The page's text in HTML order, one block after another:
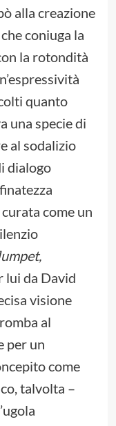
alla creazione
coniuga la
la rotondità
quanto
una specie di
al sodalizio
dialogo
come un
lui da David
visione
al
per un
come
talvolta –